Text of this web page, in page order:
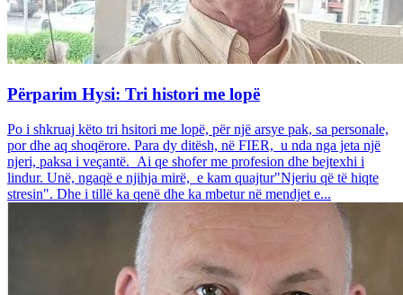
Përparim Hysi: Tri histori me lopë
Po i shkruaj këto tri hsitori me lopë, për një arsye pak, sa personale,
por dhe aq shoqërore. Para dy ditësh, në FIER, u nda nga jeta një
njeri, paksa i veçantë. Ai qe shofer me profesion dhe bejtexhi i
lindur. Unë, ngaqë e njihja mirë, e kam quajtur"Njeriu që të hiqte
stresin". Dhe i tillë ka qenë dhe ka mbetur në mendjet e...